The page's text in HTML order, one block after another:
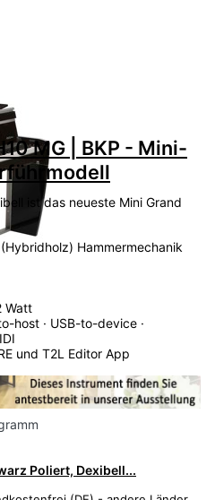
liegen noch keine
MG | BKP - Mini-
ist das neueste Mini Grand
Hammermechanik
Watt
host · USB-to-device ·
und T2L Editor App
Poliert, Dexibell...